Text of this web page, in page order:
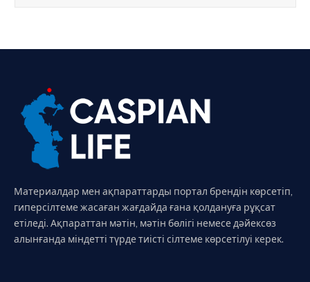
Материалдар мен ақпараттарды портал брендін көрсетіп,
гиперсілтеме жасаған жағдайда ғана қолдануға рұқсат
етіледі. Ақпараттан мәтін, мәтін бөлігі немесе дәйексөз
алынғанда міндетті түрде тиісті сілтеме көрсетілуі керек.